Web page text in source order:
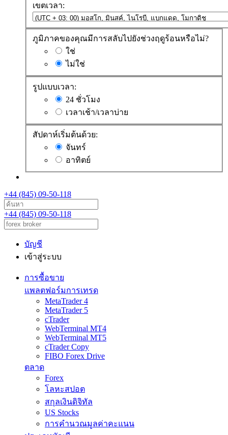
เขตเวลา:
ภูมิภาคของคุณมีการสลับไปยังช่วงฤดูร้อนหรือไม่?
ใช่
ไม่ใช่
รูปแบบเวลา:
24 ชั่วโมง
เวลาเช้า/เวลาบ่าย
สัปดาห์เริ่มต้นด้วย:
จันทร์
อาทิตย์
+44 (845) 09-50-118
+44 (845) 09-50-118
บัญชี
เข้าสู่ระบบ
การซื้อขาย
แพลตฟอร์มการเทรด
MetaTrader 4
MetaTrader 5
cTrader
WebTerminal MT4
WebTerminal MT5
cTrader Copy
FIBO Forex Drive
ตลาด
Forex
โลหะสปอต
สกุลเงินดิจิทัล
US Stocks
การคำนวณมูลค่าคะแนน